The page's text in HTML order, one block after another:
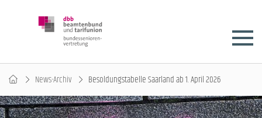
News-Archiv Besoldungstabelle Saarland ab 1. April 2026